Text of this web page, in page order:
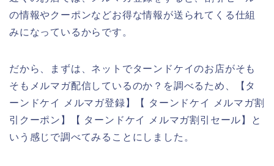
の情報やクーポンなどお得な情報が送られてくる仕組
みになっているからです。
だから、まずは、ネットでターンドケイのお店がそも
そもメルマガ配信しているのか？を調べるため、【タ
ーンドケイ メルマガ登録】【 ターンドケイ メルマガ割
引クーポン】【 ターンドケイ メルマガ割引セール】と
いう感じで調べてみることにしました。